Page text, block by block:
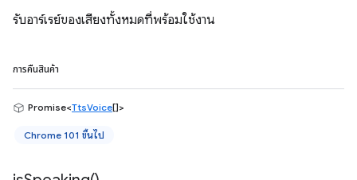
รับอาร์เรย์ของเสียงทั้งหมดที่พร้อมใช้งาน
การคืนสินค้า
Promise<TtsVoice[]>
Chrome 101 ขึ้นไป